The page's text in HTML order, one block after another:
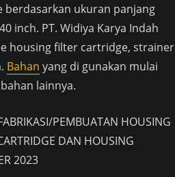
ukuran panjang
inch. PT. Widiya Karya Indah
housing filter cartridge, strainer
Bahan yang di gunakan mulai
lainnya.